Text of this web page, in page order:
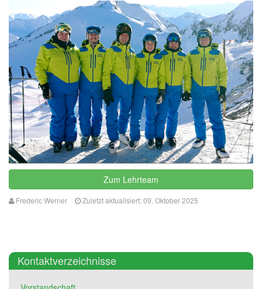
Zum Lehrteam
Frederic Werner Zuletzt aktualisiert: 09. Oktober 2025
Kontaktverzeichnisse